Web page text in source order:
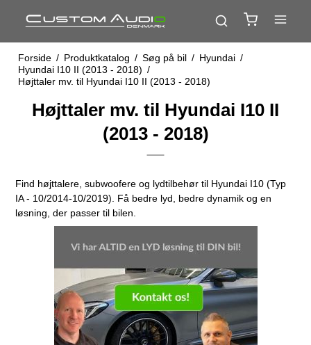
Forside / Produktkatalog / Søg på bil / Hyundai /
Hyundai I10 II (2013 - 2018) /
Højttaler mv. til Hyundai I10 II (2013 - 2018)
Højttaler mv. til Hyundai I10 II
(2013 - 2018)
Find højttalere, subwoofere og lydtilbehør til Hyundai I10 (Typ
IA - 10/2014-10/2019). Få bedre lyd, bedre dynamik og en
løsning, der passer til bilen.